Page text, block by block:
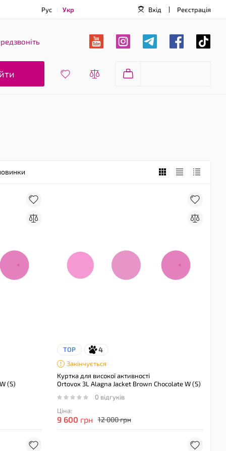
Рус Укр Вхід Реєстрація
(S)
TOP 4
Закінчується
Куртка для високої активності
Ortovox 3L Alagna Jacket Brown Chocolate W (S)
0 відгуків
Ціна:
9 600 грн 12 000 грн